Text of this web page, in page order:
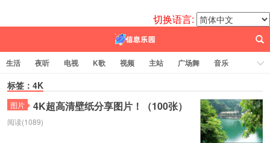
切换语言:
生活 夜听 电视 K歌 视频 主站 广场舞
音乐
歌曲
电台
标签：4K
图片 4K超高清壁纸分享图片！（100张）
阅读(1089)